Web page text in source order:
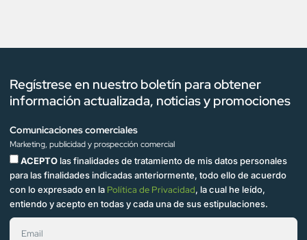
Regístrese en nuestro boletín para obtener
información actualizada, noticias y promociones
Comunicaciones comerciales
Marketing, publicidad y prospección comercial
ACEPTO las finalidades de tratamiento de mis datos personales
para las finalidades indicadas anteriormente, todo ello de acuerdo
con lo expresado en la Política de Privacidad, la cual he leído,
entiendo y acepto en todas y cada una de sus estipulaciones.